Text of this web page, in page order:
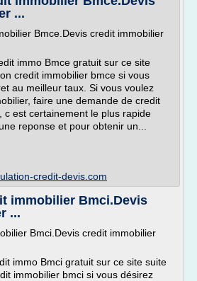
...
Bmce.Devis credit immobilier
immo Bmce gratuit sur ce site
credit immobilier bmce si vous
au meilleur taux. Si vous voulez
faire une demande de credit
c est certainement le plus rapide
reponse et pour obtenir un...
credit-devis.com
immobilier Bmci.Devis
...
Bmci.Devis credit immobilier
immo Bmci gratuit sur ce site suite
immobilier bmci si vous désirez